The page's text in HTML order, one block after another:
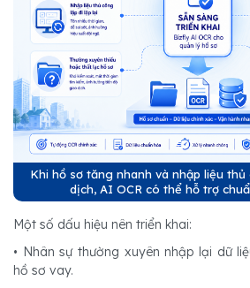
Khi hồ sơ tăng nhanh và nhập liệu
dịch, AI OCR có thể hỗ trợ
Một số dấu hiệu nên triển khai:
• Nhân sự thường xuyên nhập lại dữ
hồ sơ vay.